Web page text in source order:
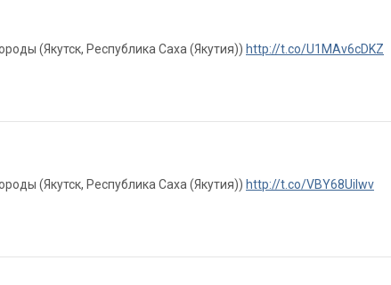
(Якутск, Республика Саха (Якутия)) http://t.co/U1MAv6cDKZ
(Якутск, Республика Саха (Якутия)) http://t.co/VBY68UiIwv